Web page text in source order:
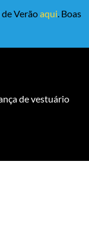
Verãoaqui. Boas
de vestuário